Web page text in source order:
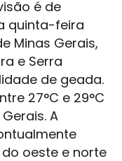
é de
quinta-feira
Minas Gerais,
e Serra
de geada.
27°C e 29°C
A
oeste e norte